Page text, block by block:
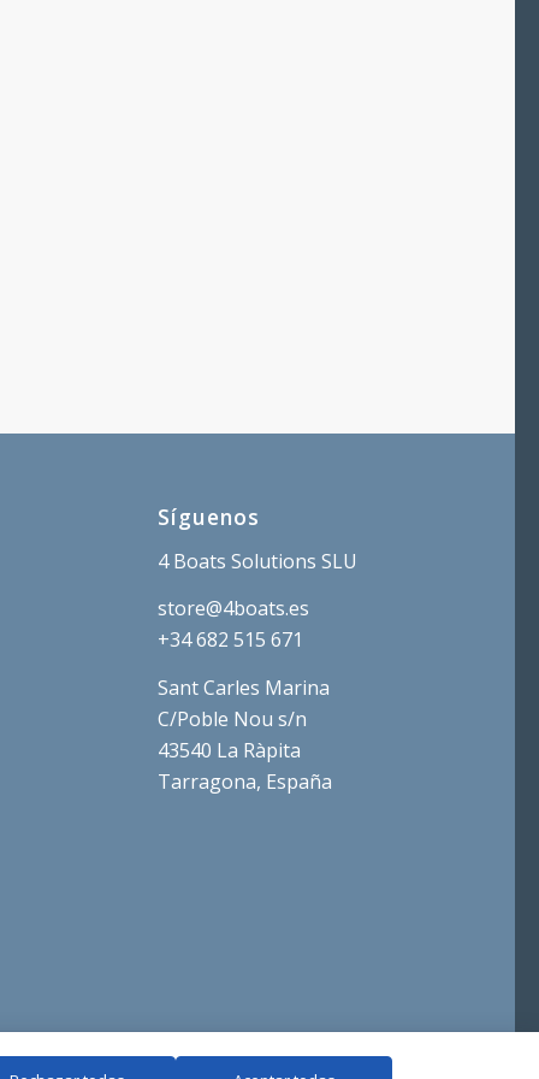
Síguenos
4 Boats Solutions SLU
store@4boats.es
+34 682 515 671
Sant Carles Marina
C/Poble Nou s/n
43540 La Ràpita
Tarragona, España